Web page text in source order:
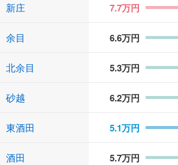
新庄 7.7万円
余目 6.6万円
北余目 5.3万円
砂越 6.2万円
東酒田 5.1万円
酒田 5.7万円